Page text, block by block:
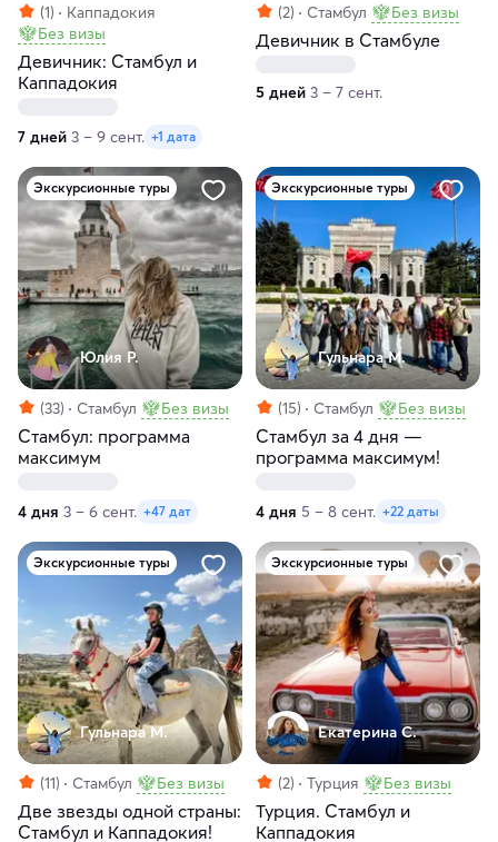
(1)
Каппадокия
Без визы
Девичник: Стамбул и
Каппадокия
7 дней 3 – 9 сент. +1 дата
(2) Стамбул Без визы
Девичник в Стамбуле
5 дней 3 – 7 сент.
Экскурсионные туры
Юлия Р.
(33) Стамбул Без визы
Стамбул: программа
максимум
4 дня 3 – 6 сент. +47 дат
Экскурсионные туры
Гульнара М.
(15) Стамбул Без визы
Стамбул за 4 дня —
программа максимум!
4 дня 5 – 8 сент. +22 даты
Экскурсионные туры
Гульнара М.
(11) Стамбул Без визы
Две звезды одной страны:
Стамбул и Каппадокия!
Экскурсионные туры
Екатерина С.
(2) Турция Без визы
Турция. Стамбул и
Каппадокия